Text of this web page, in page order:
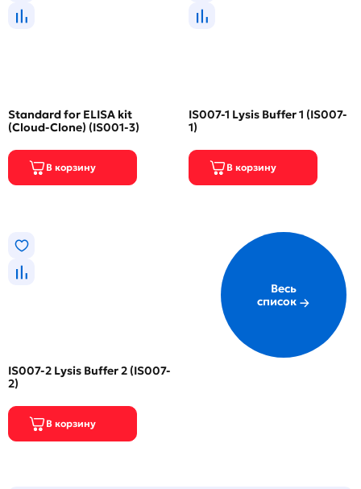
Standard for ELISA kit
(Cloud-Clone) (IS001-3)
IS007-1 Lysis Buffer 1 (IS007-
1)
IS007-2 Lysis Buffer 2 (IS007-
2)
Весь
список